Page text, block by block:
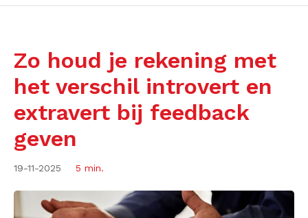
Zo houd je rekening met
het verschil introvert en
extravert bij feedback
geven
19-11-2025 5 min.